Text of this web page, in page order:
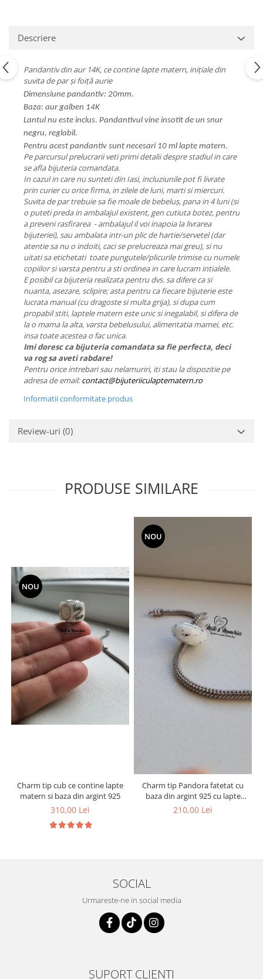
Descriere
Pandantiv din aur 14K, ce contine lapte matern, inițiale din
suvita de par și foiță aurie
Dimensiune pandantiv: 20mm.
Baza: aur galben 14K
Lantul nu este inclus. Pandantivul vine insotit de un snur
negru, reglabil.
Pentru acest pandantiv sunt necesari 10 ml lapte matern.
Pe parcursul prelucrarii veti primi detalii despre stadiul in care
se afla bijuteria comandata.
In cazul in care nu sunteti din Iasi, incluziunile pot fi livrate
prin curier cu orice firma, in zilele de luni, marti si miercuri.
Suvita de par trebuie sa fie moale de bebeluș, pana in 4 luni (si
o puteti preda in ambalajul existent, gen cutiuta botez, pentru
a preveni rasfirarea - ambalajul il voi inapoia la livrarea
bijuteriei), sau ambalata intr-un plic de hartie/servetel (dar
atentie sa nu o indoiti, caci se prelucreaza mai greu), si nu
uitati sa etichetati toate pungutele/plicurile trimise cu numele
copiilor si varsta pentru a sti ordinea in care lucram intialele.
E posibil ca bijuteria realizata pentru dvs. sa difere ca si
nuanta, asezare, sclipire; asta pentru ca fiecare bijuterie este
lucrata manual (cu dragoste si multa grija), si dupa cum
propabil stiti, laptele matern este unic si inegalabil, si difera de
la o mama la alta, varsta bebelusului, alimentatia mamei, etc.
insa toate acestea o fac unica.
Imi doresc ca bijuteria comandata sa fie perfecta, deci
va rog sa aveti rabdare!
Pentru orice intrebari sau nelamuriri, iti stau la dispozitie pe
adresa de email:contact@bijuteriiculaptematern.ro
Informatii conformitate produs
Review-uri (0)
PRODUSE SIMILARE
NOU
Charm tip cub ce contine lapte
matern si baza din argint 925
310,00 Lei
NOU
Charm tip Pandora fatetat cu
baza din argint 925 cu lapte
matern si foita decorativa
210,00 Lei
SOCIAL
Urmareste-ne in social media
SUPORT CLIENTI